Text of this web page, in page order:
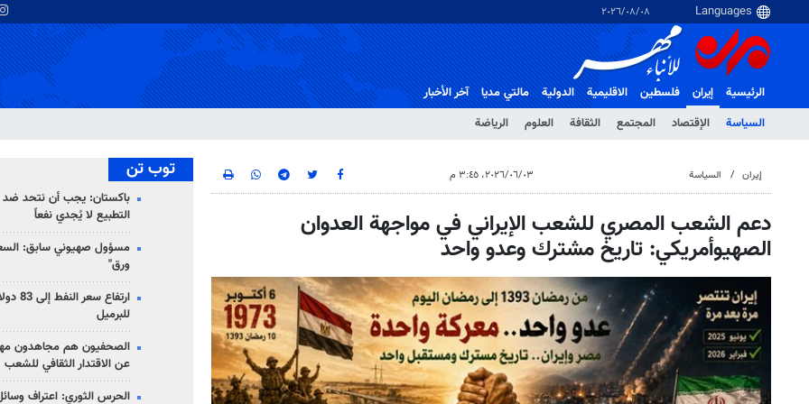
٠٨‏/٠٨‏/٢٠٢٦
الرئيسية
إيران
السياسة
الإقتصاد المجتمع الثقافة العلوم الرياضة
فلسطین الاقلیمیة الدولية مالتي مدیا آخر الأخبار
إيران السياسة ٠٣‏/٠٦‏/٢٠٢٦، ٣:٤٥ م
دعم الشعب المصري للشعب الإيراني في مواجهة العدوان
الصهيوأمريكي: تاريخ مشترك وعدو واحد
توب تن
باكستان: يجب أن نتحد ضد
التطبيع لا يُجدي نفعاً
مسؤول صهيوني سابق:
ورق"
للبرميل
الصحفيون هم مجاهدون
عن الاقتدار الثقافي للشعب
الحرس الثوري: اعتراف